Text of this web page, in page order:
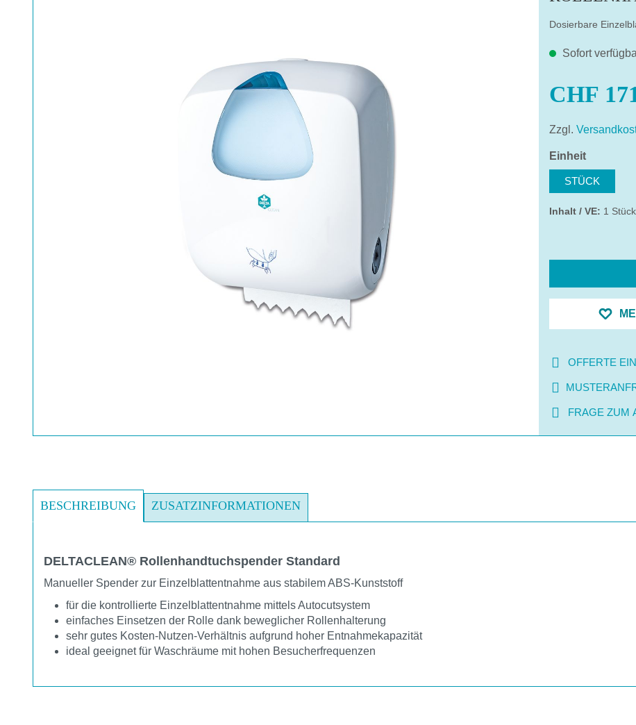
Dosierbare
Sofort
CHF
Zzgl.
Einheit
STÜCK
Inhalt / VE: 1 Stück
OFFERTE
FRAGE ZUM
BESCHREIBUNG ZUSATZINFORMATIONEN
DELTACLEAN® Rollenhandtuchspender Standard
Manueller Spender zur Einzelblattentnahme aus stabilem ABS-Kunststoff
für die kontrollierte Einzelblattentnahme mittels Autocutsystem
einfaches Einsetzen der Rolle dank beweglicher Rollenhalterung
sehr gutes Kosten-Nutzen-Verhältnis aufgrund hoher Entnahmekapazität
ideal geeignet für Waschräume mit hohen Besucherfrequenzen